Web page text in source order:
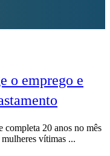
o emprego e
20 anos no mês
vítimas ...